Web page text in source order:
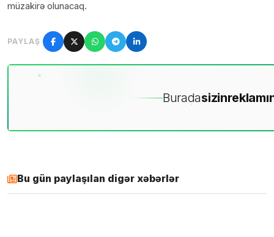
müzakirə olunacaq.
PAYLAŞ
Buradasizin
Bu gün paylaşılan digər xəbərlər